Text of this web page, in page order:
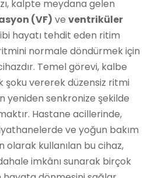
kalpte meydana gelen
(VF) ve ventriküler
hayatı tehdit eden ritim
normale döndürmek için
Temel görevi, kalbe
vererek düzensiz ritmi
yeniden senkronize şekilde
Hastane acillerinde,
ve yoğun bakım
olarak kullanılan bu cihaz,
imkânı sunarak birçok